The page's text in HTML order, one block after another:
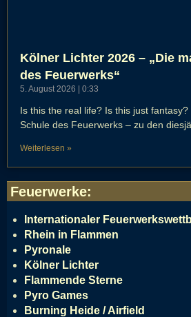
Kölner Lichter 2026 – „Die
des Feuerwerks“
5. August 2026 0:33
Is this the real life? Is this just
Schule des Feuerwerks – zu den
Weiterlesen »
Feuerwerke:
Internationaler
Rhein in Flammen
Pyronale
Kölner Lichter
Flammende Sterne
Pyro Games
Burning Heide / Airfield